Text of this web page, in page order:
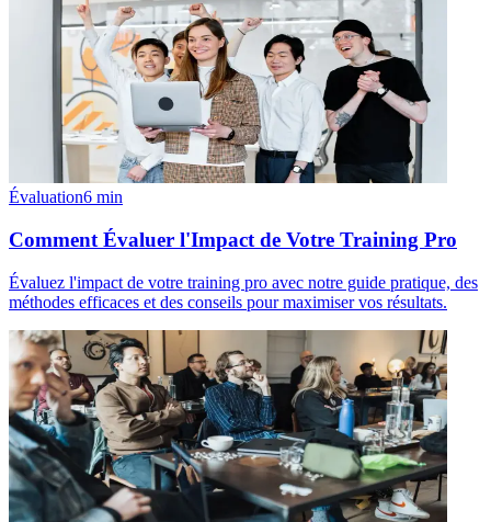
Évaluation6 min
Comment Évaluer l'Impact de Votre Training Pro
Évaluez l'impact de votre training pro avec notre guide pratique, des
méthodes efficaces et des conseils pour maximiser vos résultats.